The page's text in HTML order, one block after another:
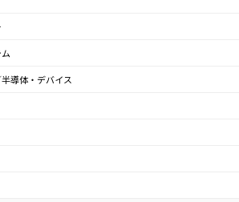
導体・デバイス